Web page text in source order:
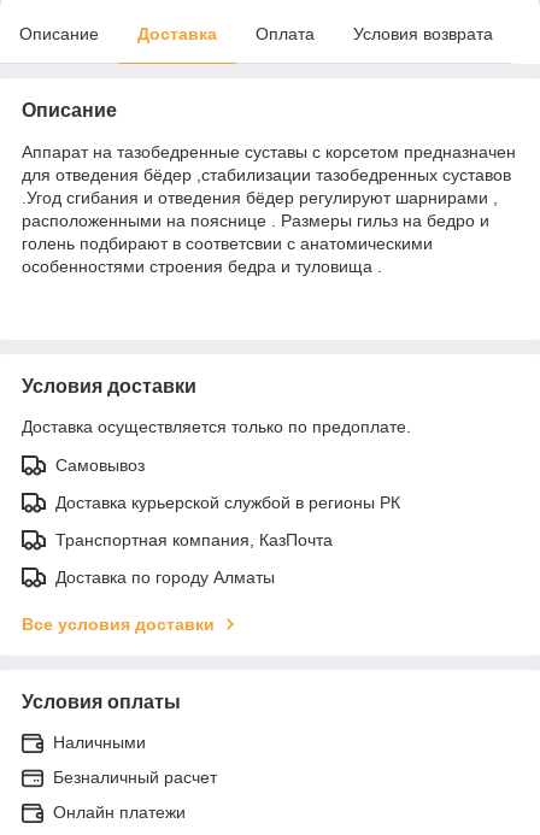
Описание Доставка Оплата Условия возврата
Описание
Аппарат на тазобедренные суставы с корсетом предназначен
для отведения бёдер ,стабилизации тазобедренных суставов
.Угод сгибания и отведения бёдер регулируют шарнирами ,
расположенными на пояснице . Размеры гильз на бедро и
голень подбирают в соответсвии с анатомическими
особенностями строения бедра и туловища .
Условия доставки
Доставка осуществляется только по предоплате.
Самовывоз
Доставка курьерской службой в регионы РК
Транспортная компания, КазПочта
Доставка по городу Алматы
Все условия доставки
Условия оплаты
Наличными
Безналичный расчет
Онлайн платежи